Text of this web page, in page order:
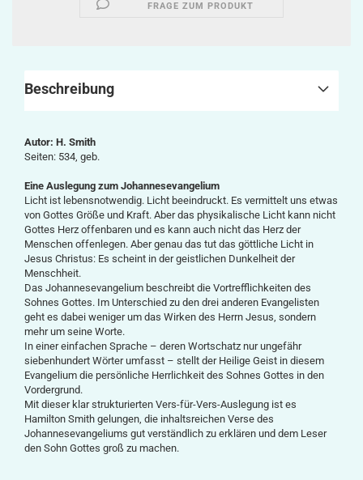
FRAGE ZUM PRODUKT
Beschreibung
Autor: H. Smith
Seiten: 534, geb.
Eine Auslegung zum Johannesevangelium
Licht ist lebensnotwendig. Licht beeindruckt. Es vermittelt uns etwas
von Gottes Größe und Kraft. Aber das physikalische Licht kann nicht
Gottes Herz offenbaren und es kann auch nicht das Herz der
Menschen offenlegen. Aber genau das tut das göttliche Licht in
Jesus Christus: Es scheint in der geistlichen Dunkelheit der
Menschheit.
Das Johannesevangelium beschreibt die Vortrefflichkeiten des
Sohnes Gottes. Im Unterschied zu den drei anderen Evangelisten
geht es dabei weniger um das Wirken des Herrn Jesus, sondern
mehr um seine Worte.
In einer einfachen Sprache – deren Wortschatz nur ungefähr
siebenhundert Wörter umfasst – stellt der Heilige Geist in diesem
Evangelium die persönliche Herrlichkeit des Sohnes Gottes in den
Vordergrund.
Mit dieser klar strukturierten Vers-für-Vers-Auslegung ist es
Hamilton Smith gelungen, die inhaltsreichen Verse des
Johannesevangeliums gut verständlich zu erklären und dem Leser
den Sohn Gottes groß zu machen.